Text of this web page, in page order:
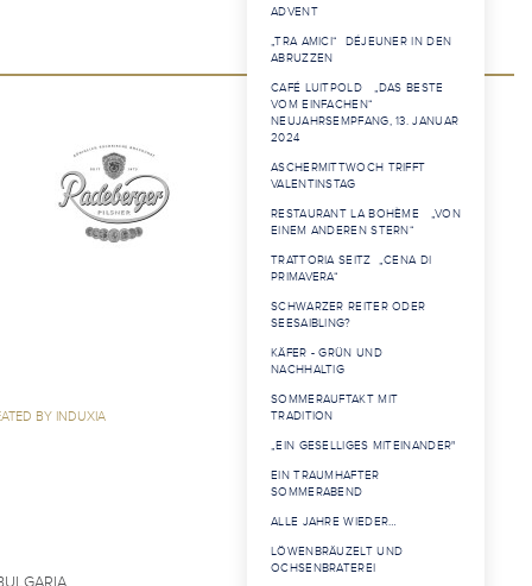
ADVENT
„TRA AMICI“ DÉJEUNER IN DEN
ABRUZZEN
CAFÉ LUITPOLD „DAS BESTE
VOM EINFACHEN“
NEUJAHRSEMPFANG, 13. JANUAR
2024
ASCHERMITTWOCH TRIFFT
VALENTINSTAG
RESTAURANT LA BOHÈME „VON
EINEM ANDEREN STERN“
TRATTORIA SEITZ „CENA DI
PRIMAVERA“
SCHWARZER REITER ODER
SEESAIBLING?
KÄFER - GRÜN UND
NACHHALTIG
SOMMERAUFTAKT MIT
TRADITION
„EIN GESELLIGES MITEINANDER"
EIN TRAUMHAFTER
SOMMERABEND
ALLE JAHRE WIEDER…
LÖWENBRÄUZELT UND
OCHSENBRATEREI
BY INDUXIA